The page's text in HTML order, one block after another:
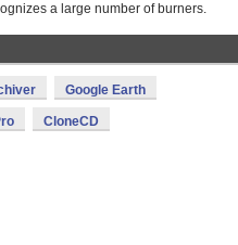
a large number of burners.
Google Earth
CloneCD